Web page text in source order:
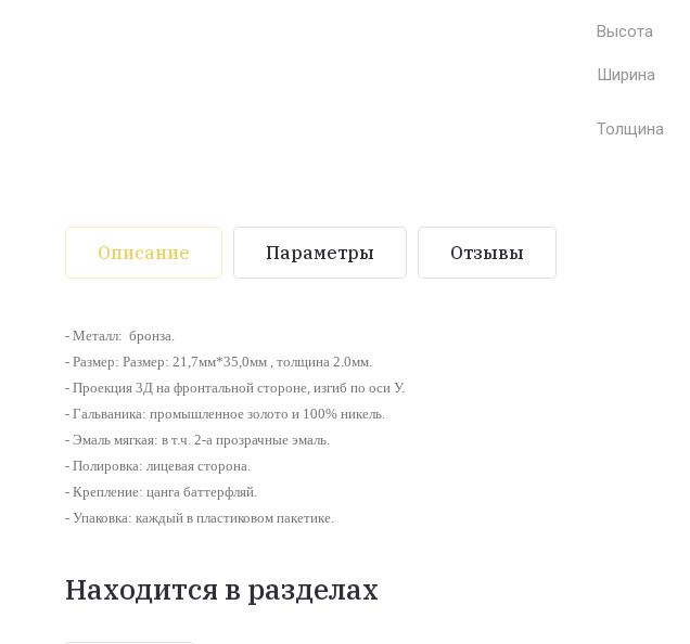
Высота
Ширина
Толщина
Описание Параметры Отзывы
- Металл: бронза.
- Размер: Размер: 21,7мм*35,0мм , толщина 2.0мм.
- Проекция 3Д на фронтальной стороне, изгиб по оси У.
- Гальваника: промышленное золото и 100% никель.
- Эмаль мягкая: в т.ч. 2-а прозрачные эмаль.
- Полировка: лицевая сторона.
- Крепление: цанга баттерфляй.
- Упаковка: каждый в пластиковом пакетике.
Находится в разделах